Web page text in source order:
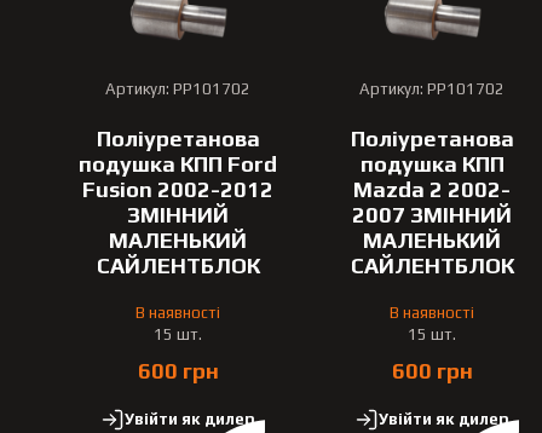
Артикул: PP101702
Поліуретанова
подушка КПП Ford
Fusion 2002-2012
ЗМІННИЙ
МАЛЕНЬКИЙ
САЙЛЕНТБЛОК
В наявності
15 шт.
600 грн
Увійти як дилер
Артикул: PP101702
Поліуретанова
подушка КПП
Mazda 2 2002-
2007 ЗМІННИЙ
МАЛЕНЬКИЙ
САЙЛЕНТБЛОК
В наявності
15 шт.
600 грн
Увійти як дилер